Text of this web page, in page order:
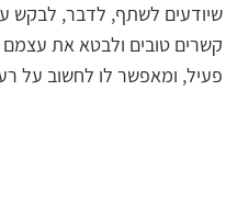
שיודעים לשתף, לדבר, לבקש
קשרים טובים ולבטא את
פעיל, ומאפשר לו לחשוב על